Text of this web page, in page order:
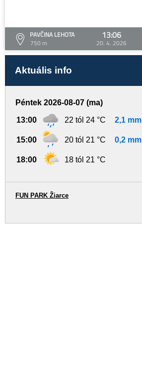
PAVČINA LEHOTA
750 m
13:06
20. 4. 2026
Aktuális info
Péntek 2026-08-07 (ma)
13:00 22 tól 24 °C 2,1 mm
15:00 20 tól 21 °C 0,2 mm
18:00 18 tól 21 °C
FUN PARK Žiarce